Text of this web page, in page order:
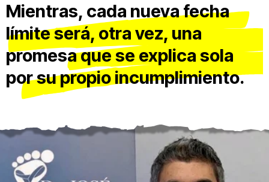
Mientras, cada nueva fecha
límite será, otra vez, una
promesa que se explica sola
por su propio incumplimiento.